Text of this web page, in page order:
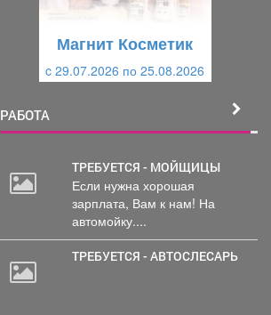
Магнит Косметик
c 29.07.2026 по 25.08.2026
РАБОТА
ТРЕБУЕТСЯ - МОЙЩИЦЫ
Если нужна хорошая
зарплата, Вам к нам! На
автомойку....
ТРЕБУЕТСЯ - АВТОСЛЕСАРЬ